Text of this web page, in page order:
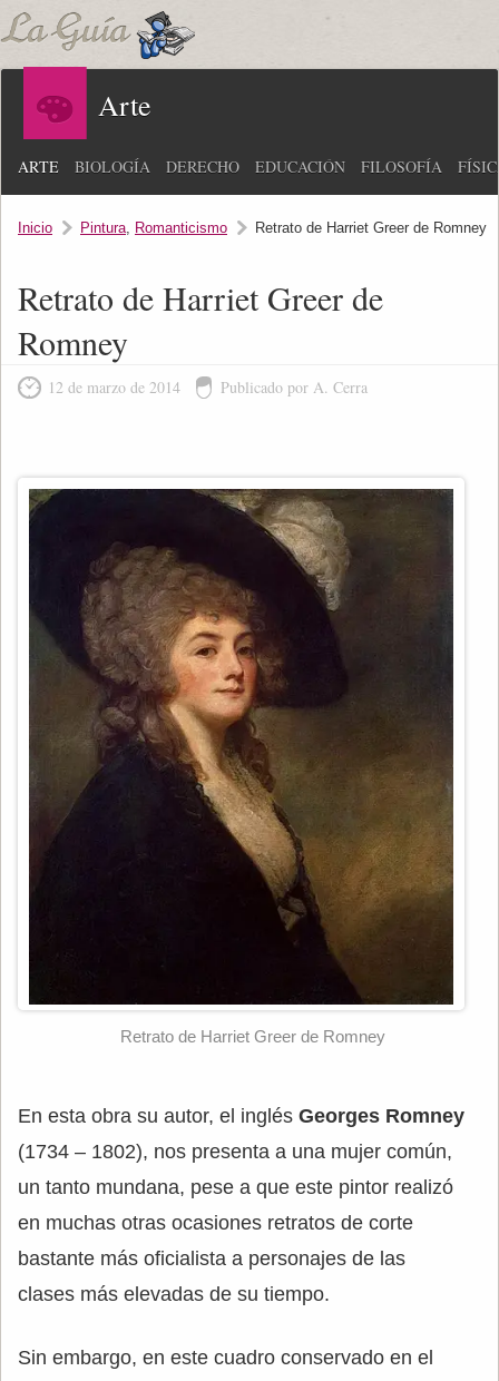
Arte
ARTE BIOLOGÍA DERECHO EDUCACIÓN FILOSOFÍA
Inicio Pintura, Romanticismo Retrato de Harriet Greer de Romney
Retrato de Harriet Greer de
Romney
12 de marzo de 2014 Publicado por A. Cerra
Retrato de Harriet Greer de Romney
En esta obra su autor, el inglés Georges Romney
(1734 – 1802), nos presenta a una mujer común,
un tanto mundana, pese a que este pintor realizó
en muchas otras ocasiones retratos de corte
bastante más oficialista a personajes de las
clases más elevadas de su tiempo.
Sin embargo, en este cuadro conservado en el